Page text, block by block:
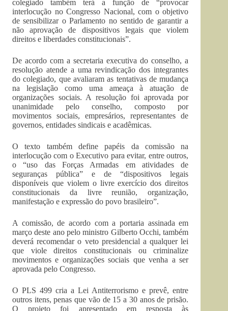
colegiado também terá a função de “provocar
interlocução no Congresso Nacional, com o objetivo
de sensibilizar o Parlamento no sentido de garantir a
não aprovação de dispositivos legais que violem
direitos e liberdades constitucionais”.
De acordo com a secretaria executiva do conselho, a
resolução atende a uma revindicação dos integrantes
do colegiado, que avaliaram as tentativas de mudança
na legislação como uma ameaça à atuação de
organizações sociais. A resolução foi aprovada por
unanimidade pelo conselho, composto por
movimentos sociais, empresários, representantes de
governos, entidades sindicais e acadêmicas.
O texto também define papéis da comissão na
interlocução com o Executivo para evitar, entre outros,
o “uso das Forças Armadas em atividades de
seguranças pública” e de “dispositivos legais
disponíveis que violem o livre exercício dos direitos
constitucionais da livre reunião, organização,
manifestação e expressão do povo brasileiro”.
A comissão, de acordo com a portaria assinada em
março deste ano pelo ministro Gilberto Occhi, também
deverá recomendar o veto presidencial a qualquer lei
que viole direitos constitucionais ou criminalize
movimentos e organizações sociais que venha a ser
aprovada pelo Congresso.
O PLS 499 cria a Lei Antiterrorismo e prevê, entre
outros itens, penas que vão de 15 a 30 anos de prisão.
O projeto foi apresentado em resposta às